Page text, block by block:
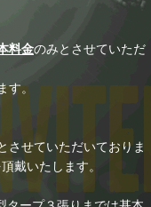
料金のみとさせていただ
す。
させていただいておりま
戴いたします。